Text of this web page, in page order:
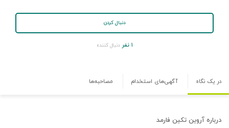
دنبال کردن
۱ نفر دنبال کننده
در یک نگاه آگهی‌های استخدام مصاحبه‌ها
درباره آروين تكين فارمد